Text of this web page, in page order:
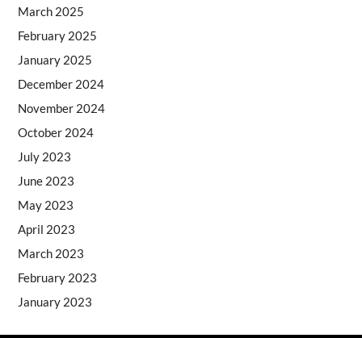
March 2025
February 2025
January 2025
December 2024
November 2024
October 2024
July 2023
June 2023
May 2023
April 2023
March 2023
February 2023
January 2023